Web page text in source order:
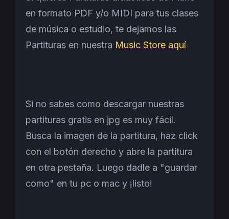
en formato PDF y/o MIDI para tus clases
de música o estudio, te dejamos las
Partituras en nuestra Music Store aquí
Si no sabes como descargar nuestras
partituras gratis en jpg es muy fácil.
Busca la imagen de la partitura, haz click
con el botón derecho y abre la partitura
en otra pestaña. Luego dadle a "guardar
como" en tu pc o mac y ¡listo!